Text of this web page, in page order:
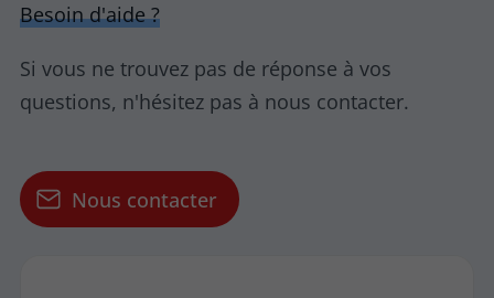
Besoin d'aide ?
Si vous ne trouvez pas de réponse à vos
questions, n'hésitez pas à nous contacter.
Nous contacter